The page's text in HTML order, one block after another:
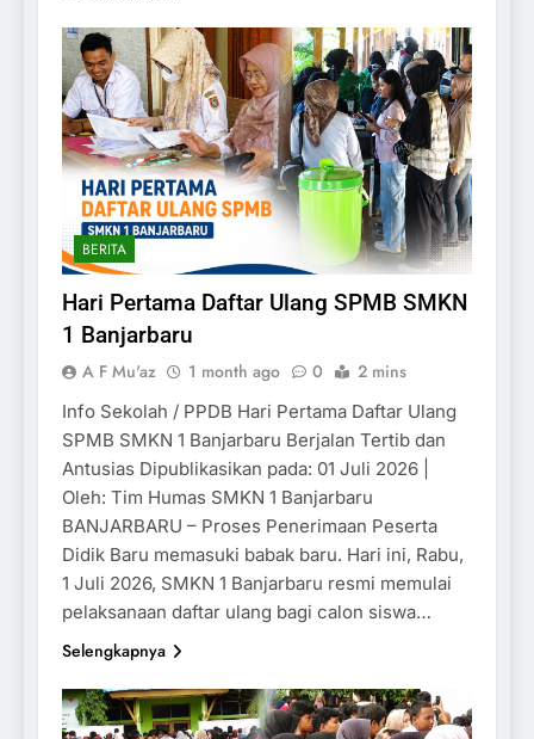
BERITA
Hari Pertama Daftar Ulang SPMB SMKN
1 Banjarbaru
A F Mu'az 1 month ago 0 2 mins
Info Sekolah / PPDB Hari Pertama Daftar Ulang
SPMB SMKN 1 Banjarbaru Berjalan Tertib dan
Antusias Dipublikasikan pada: 01 Juli 2026 |
Oleh: Tim Humas SMKN 1 Banjarbaru
BANJARBARU – Proses Penerimaan Peserta
Didik Baru memasuki babak baru. Hari ini, Rabu,
1 Juli 2026, SMKN 1 Banjarbaru resmi memulai
pelaksanaan daftar ulang bagi calon siswa…
Selengkapnya